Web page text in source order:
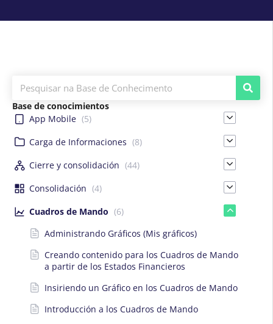
Base de conocimientos
App Mobile (5)
Carga de Informaciones (8)
Cierre y consolidación (44)
Consolidación (4)
Cuadros de Mando (6)
Administrando Gráficos (Mis gráficos)
Creando contenido para los Cuadros de Mando
a partir de los Estados Financieros
Insiriendo un Gráfico en los Cuadros de Mando
Introducción a los Cuadros de Mando